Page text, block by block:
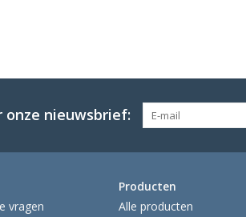
onze nieuwsbrief:
vragen
Producten
Alle producten